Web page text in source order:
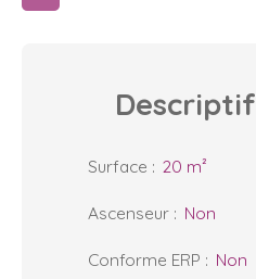
Descriptif
Surface : 20 m²
Ascenseur : Non
Conforme ERP : Non